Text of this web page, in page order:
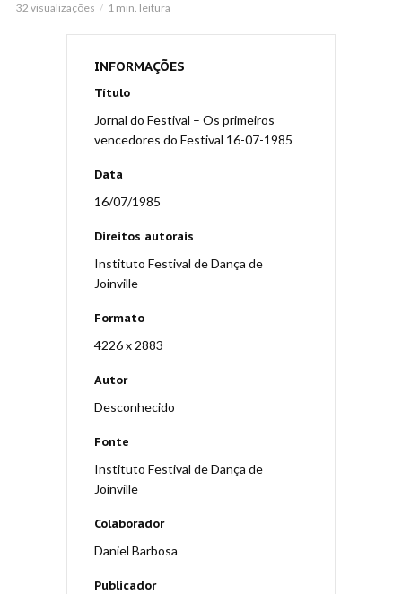
32 visualizações 1 min. leitura
INFORMAÇÕES
Título
Jornal do Festival – Os primeiros
vencedores do Festival 16-07-1985
Data
16/07/1985
Direitos autorais
Instituto Festival de Dança de
Joinville
Formato
4226 x 2883
Autor
Desconhecido
Fonte
Instituto Festival de Dança de
Joinville
Colaborador
Daniel Barbosa
Publicador